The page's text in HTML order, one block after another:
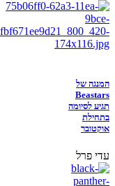
המנגה של
Beastars
תגיע לסיומה
בתחילת
אוקטובר
עדי פרל